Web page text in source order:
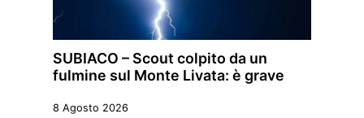
SUBIACO – Scout colpito da un
fulmine sul Monte Livata: è grave
8 Agosto 2026